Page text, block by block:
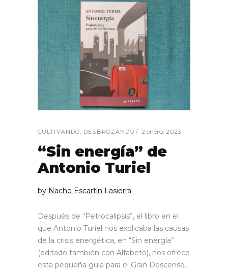
CULTIVANDO DESBROZANDO 2 enero, 2023
“Sin energía” de
Antonio Turiel
by Nacho Escartín Lasierra
Después de “Petrocalipsis”, el libro en el
que Antonio Turiel nos explicaba las causas
de la crisis energética, en “Sin energía”
(editado también con Alfabeto), nos ofrece
esta pequeña guía para el Gran Descenso.